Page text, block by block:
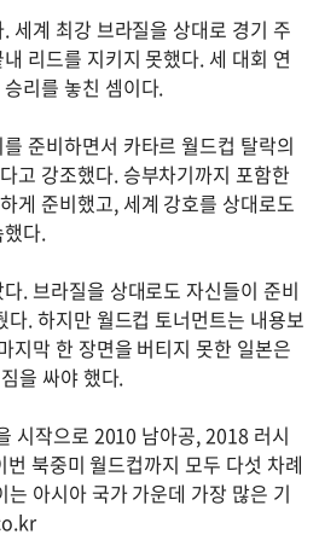
세계 최강 브라질을 상대로 경기 주
리드를 지키지 못했다. 세 대회 연
리를 놓친 셈이다.
준비하면서 카타르 월드컵 탈락의
고 강조했다. 승부차기까지 포함한
게 준비했고, 세계 강호를 상대로도
다.
. 브라질을 상대로도 자신들이 준비
다. 하지만 월드컵 토너먼트는 내용보
지막 한 장면을 버티지 못한 일본은
을 싸야 했다.
시작으로 2010 남아공, 2018 러시
북중미 월드컵까지 모두 다섯 차례
아시아 국가 가운데 가장 많은 기